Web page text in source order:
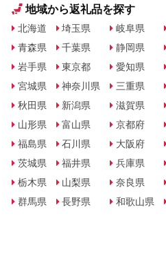
地域から返礼品を探す
北海道
青森県
岩手県
宮城県
秋田県
山形県
福島県
茨城県
栃木県
群馬県
埼玉県
千葉県
東京都
神奈川県
新潟県
富山県
石川県
福井県
山梨県
長野県
岐阜県
静岡県
愛知県
三重県
滋賀県
京都府
大阪府
兵庫県
奈良県
和歌山県